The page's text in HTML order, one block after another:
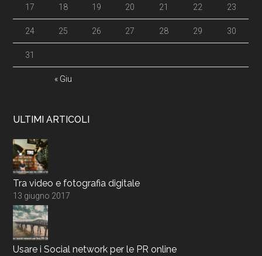
« Giu
17 18 19 20 21 22 23
24 25 26 27 28 29 30
31
ULTIMI ARTICOLI
Tra video e fotografia digitale
13 giugno 2017
Usare i Social network per le PR online